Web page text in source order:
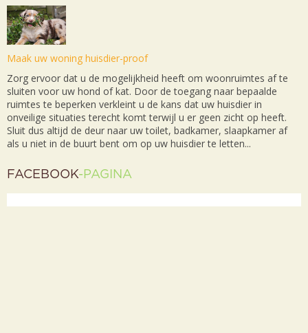
Maak uw woning huisdier-proof
Zorg ervoor dat u de mogelijkheid heeft om woonruimtes af te
sluiten voor uw hond of kat. Door de toegang naar bepaalde
ruimtes te beperken verkleint u de kans dat uw huisdier in
onveilige situaties terecht komt terwijl u er geen zicht op heeft.
Sluit dus altijd de deur naar uw toilet, badkamer, slaapkamer af
als u niet in de buurt bent om op uw huisdier te letten...
FACEBOOK-PAGINA